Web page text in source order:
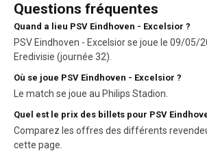
Questions fréquentes
Quand a lieu PSV Eindhoven - Excelsior ?
PSV Eindhoven - Excelsior se joue le 09/05/
Eredivisie (journée 32).
Où se joue PSV Eindhoven - Excelsior ?
Le match se joue au Philips Stadion.
Quel est le prix des billets pour PSV
Comparez les offres des différents
cette page.